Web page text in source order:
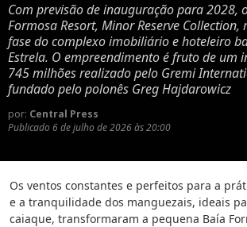
Com previsão de inauguração para 2028,
Formosa Resort, Minor Reserve
fase do complexo imobiliário e hoteleiro
Estrela. O empreendimento é fruto de um
745 milhões realizado pelo Gremi
fundado pelo polonês Greg Hajdarowicz
por: Central Press
Publicado 6 de julho de 2026 às 20:00
Os ventos constantes e perfeitos para a
e a tranquilidade dos manguezais, ideais
caiaque, transformaram a pequena Baía